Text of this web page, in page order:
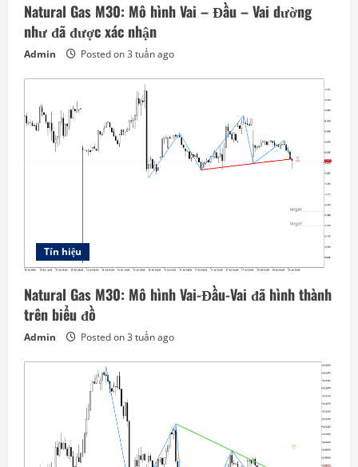
Natural Gas M30: Mô hình Vai – Đầu – Vai dường
như đã được xác nhận
Admin Posted on 3 tuần ago
Tín hiệu
Natural Gas M30: Mô hình Vai-Đầu-Vai đã hình thành
trên biểu đồ
Admin Posted on 3 tuần ago